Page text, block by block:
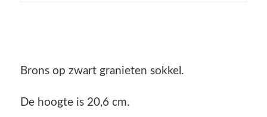
Brons op zwart granieten sokkel.
De hoogte is 20,6 cm.